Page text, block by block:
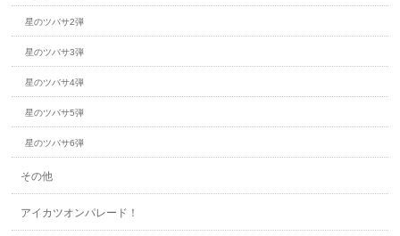
星のツバサ2弾
星のツバサ3弾
星のツバサ4弾
星のツバサ5弾
星のツバサ6弾
その他
アイカツオンパレード！